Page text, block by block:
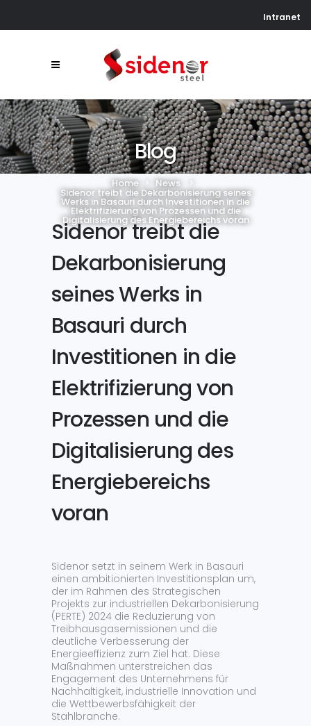
Intranet
Blog
Home > News
Sidenor treibt die Dekarbonisierung seines
Werks in Basauri durch Investitionen in die
Elektrifizierung von Prozessen und die
Digitalisierung des Energiebereichs voran
Sidenor treibt die
Dekarbonisierung
seines Werks in
Basauri durch
Investitionen in die
Elektrifizierung von
Prozessen und die
Digitalisierung des
Energiebereichs
voran
Sidenor setzt in seinem Werk in Basauri
einen ambitionierten Investitionsplan um,
der im Rahmen des Strategischen
Projekts zur industriellen Dekarbonisierung
(PERTE) 2024 die Reduzierung von
Treibhausgasemissionen und die
deutliche Verbesserung der
Energieeffizienz zum Ziel hat. Diese
Maßnahmen unterstreichen das
Engagement des Unternehmens für
Nachhaltigkeit, industrielle Innovation und
die Wettbewerbsfähigkeit der
Stahlbranche.